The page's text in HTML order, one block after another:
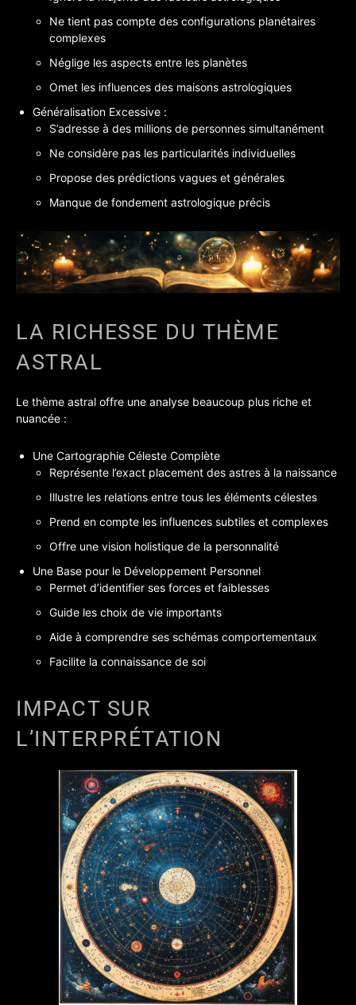
Ne tient pas compte des configurations planétaires
complexes
Néglige les aspects entre les planètes
Omet les influences des maisons astrologiques
Généralisation Excessive :
S’adresse à des millions de personnes simultanément
Ne considère pas les particularités individuelles
Propose des prédictions vagues et générales
Manque de fondement astrologique précis
LA RICHESSE DU THÈME
ASTRAL
Le thème astral offre une analyse beaucoup plus riche et
nuancée :
Une Cartographie Céleste Complète
Représente l’exact placement des astres à la naissance
Illustre les relations entre tous les éléments célestes
Prend en compte les influences subtiles et complexes
Offre une vision holistique de la personnalité
Une Base pour le Développement Personnel
Permet d’identifier ses forces et faiblesses
Guide les choix de vie importants
Aide à comprendre ses schémas comportementaux
Facilite la connaissance de soi
IMPACT SUR
L’INTERPRÉTATION